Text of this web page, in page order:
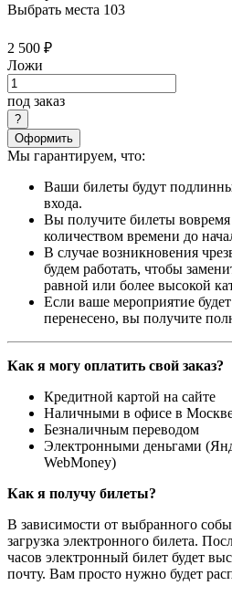
Выбрать места 103
2 500 ₽
Ложи
под заказ
Оформить
Мы гарантируем, что:
Ваши билеты будут
входа.
Вы получите билеты
количеством времени до
В случае возникновения
будем работать, чтобы
равной или более высокой
Если ваше мероприятие
перенесено, вы получите
Как я могу оплатить свой заказ?
Кредитной картой на сайте
Наличными в офисе в
Безналичным переводом
Электронными деньгами
WebMoney)
Как я получу билеты?
В зависимости от выбранного
загрузка электронного билета.
часов электронный билет будет
почту. Вам просто нужно будет